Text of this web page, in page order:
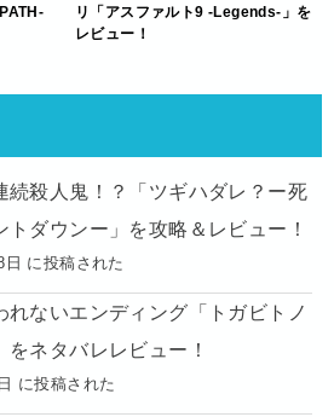
リ「アスファルト9 -Legends-」を
レビュー！
続殺人鬼！？「ツギハダレ？ー死
トダウンー」を攻略＆レビュー！
日 に投稿された
れないエンディング「トガビトノ
をネタバレレビュー！
に投稿された